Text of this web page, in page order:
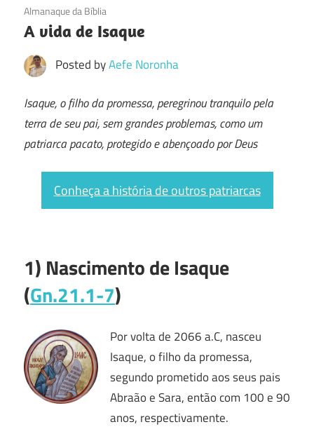
06/02/2017
Almanaque da Bíblia
A vida de Isaque
Posted byAefe Noronha
Isaque, o filho da promessa, peregrinou tranquilo pela
terra de seu pai, sem grandes problemas, como um
patriarca pacato, protegido e abençoado por Deus
Conheça a história de outros patriarcas
1) Nascimento de Isaque
(Gn.21.1-7)
Por volta de 2066 a.C, nasceu
Isaque, o filho da promessa,
segundo prometido aos seus pais
Abraão e Sara, então com 100 e 90
anos, respectivamente.